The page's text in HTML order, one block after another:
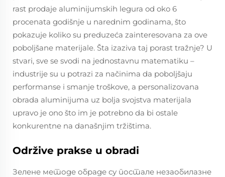
rast prodaje aluminijumskih legura od oko 6
procenata godišnje u narednim godinama, što
pokazuje koliko su preduzeća zainteresovana za ove
poboljšane materijale. Šta izaziva taj porast tražnje? U
stvari, sve se svodi na jednostavnu matematiku –
industrije su u potrazi za načinima da poboljšaju
performanse i smanje troškove, a personalizovana
obrada aluminijuma uz bolja svojstva materijala
upravo je ono što im je potrebno da bi ostale
konkurentne na današnjim tržištima.
Održive prakse u obradi
Зелене методе обраде су постале незаобилазне